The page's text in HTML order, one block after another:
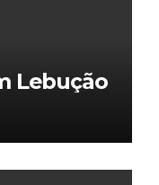
Lebução